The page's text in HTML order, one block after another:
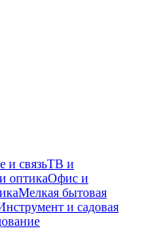
и связьТВ и
оптикаОфис и
Мелкая бытовая
и садовая